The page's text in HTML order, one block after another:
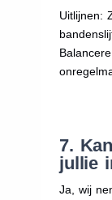
Uitlijnen:
7.
jullie
Ja, wij